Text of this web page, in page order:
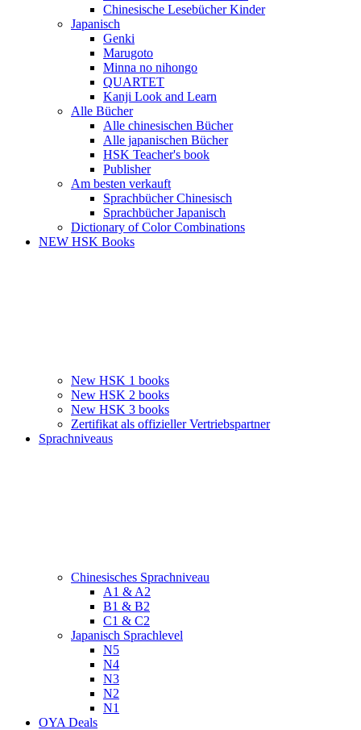
Chinesische Lesebücher Kinder
Japanisch
Genki
Marugoto
Minna no nihongo
QUARTET
Kanji Look and Learn
Alle Bücher
Alle chinesischen Bücher
Alle japanischen Bücher
HSK Teacher's book
Publisher
Am besten verkauft
Sprachbücher Chinesisch
Sprachbücher Japanisch
Dictionary of Color Combinations
NEW HSK Books
New HSK 1 books
New HSK 2 books
New HSK 3 books
Zertifikat als offizieller Vertriebspartner
Sprachniveaus
Chinesisches Sprachniveau
A1 & A2
B1 & B2
C1 & C2
Japanisch Sprachlevel
N5
N4
N3
N2
N1
OYA Deals